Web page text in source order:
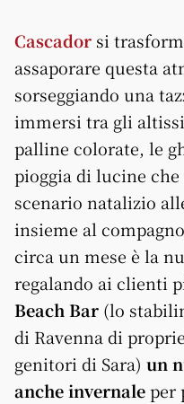
Cascador si
assaporare questa
sorseggiando una
immersi tra gli
palline colorate, le
pioggia di lucine
scenario natalizio
insieme al compagno
circa un mese è la
regalando ai clienti
Beach Bar (lo
di Ravenna di
genitori di Sara) un
anche invernaleper